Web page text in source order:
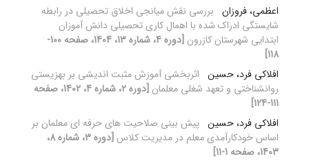
اعظمی، فروزان بررسی نقش میانجی اخلاق تحصیلی در رابطه
شایستگی ادراک شده با اهمال کاری تحصیلی دانش آموزان
ابتدایی شهرستان کازرون
[دوره 4، شماره 13، 1404، صفحه 100-
118]
افلاکی فرد، حسین اثربخشی آموزش مثبت اندیشی بر بهزیستی
روانشناختی و تعهد شغلی معلمان
[دوره 2، شماره 4، 1402، صفحه
111-124]
افلاکی فرد، حسین پیش بینی صلاحیت های حرفه ای معلمان بر
اساس خودکارآمدی معلم در مدیریت کلاس
[دوره 3، شماره 8،
1403، صفحه 1-11]